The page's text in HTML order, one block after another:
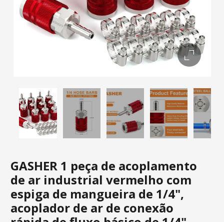
GASHER 1 peça de acoplamento
de ar industrial vermelho com
espiga de mangueira de 1/4",
acoplador de ar de conexão